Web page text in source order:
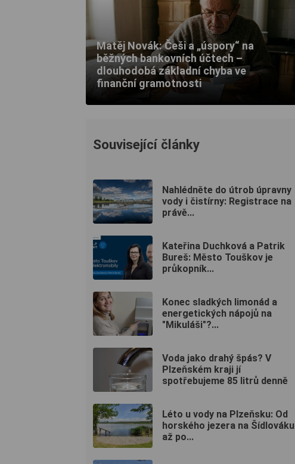
Matěj Novák: Češi a „úspory“ na
běžných bankovních účtech –
dlouhodobá základní chyba ve
finanční gramotnosti
Související články
Nahlédněte do útrob úpravny
vody i čistírny: Registrace na
právě...
Kateřina Duchková a Patrik
Bureš: Město Touškov je
průkopník...
Konec sladkých limonád a
energetických nápojů na
"Mikuláši"?...
Voda jako drahý špás? V
Plzeňském kraji jí
spotřebujeme 85 litrů denně
Léto u vody na Plzeňsku: Od
horského jezera na Šídlováku
až po...